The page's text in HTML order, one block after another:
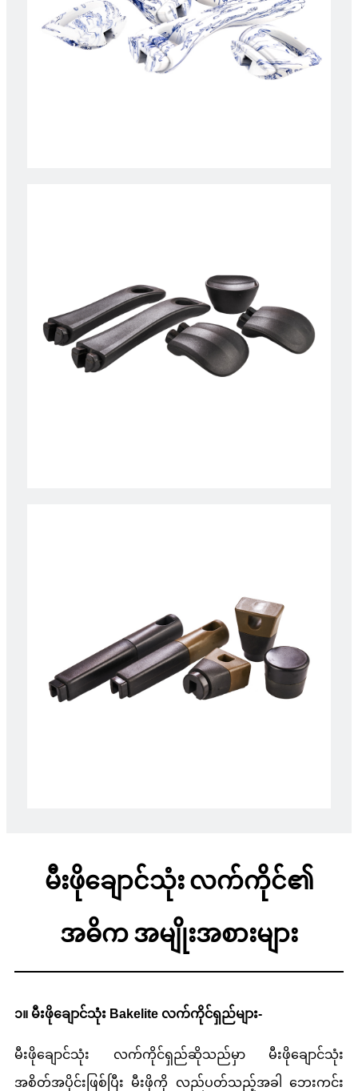
မီးဖိုချောင်သုံး လက်ကိုင်၏
အဓိက အမျိုးအစားများ
၁။ မီးဖိုချောင်သုံး Bakelite လက်ကိုင်ရှည်များ-
မီးဖိုချောင်သုံး လက်ကိုင်ရှည်ဆိုသည်မှာ မီးဖိုချောင်သုံး
အစိတ်အပိုင်းဖြစ်ပြီး မီးဖိုကို လည်ပတ်သည့်အခါ ဘေးကင်း